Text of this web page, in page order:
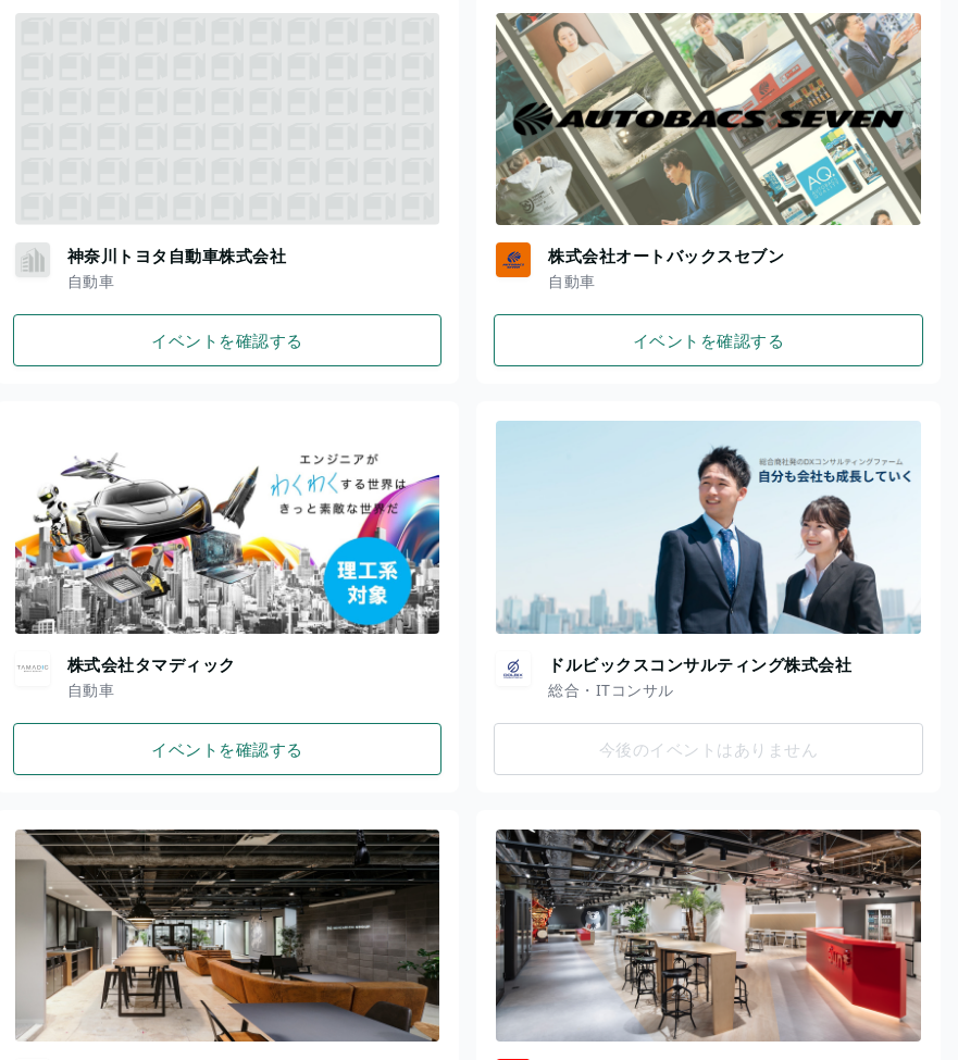
神奈川トヨタ自動車株式会社
自動車
イベントを確認する
株式会社オートバックスセブン
自動車
イベントを確認する
株式会社タマディック
自動車
イベントを確認する
ドルビックスコンサルティング株式会社
総合・ITコンサル
今後のイベントはありません